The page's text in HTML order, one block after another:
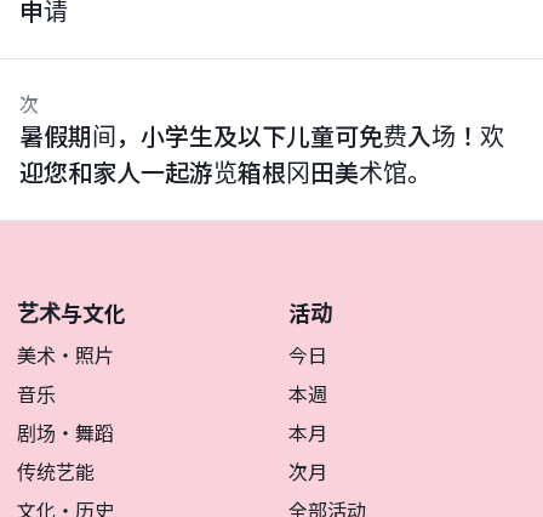
申请
次
暑假期间，小学生及以下儿童可免费入场！欢
迎您和家人一起游览箱根冈田美术馆。
艺术与文化
美术・照片
音乐
剧场・舞蹈
传统艺能
文化・历史
活动
今日
本週
本月
次月
全部活动